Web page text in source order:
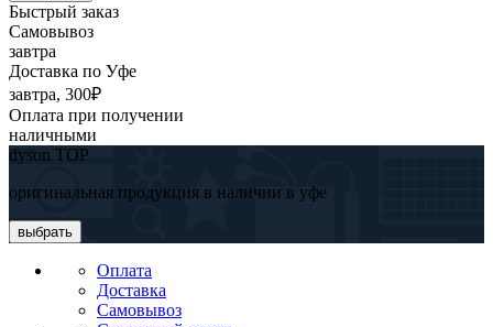
Быстрый заказ
Самовывоз
завтра
Доставка по Уфе
завтра, 300₽
Оплата при получении
наличными
dyson TOP
оригинальная продукция в наличии в уфе
выбрать
Оплата
Доставка
Самовывоз